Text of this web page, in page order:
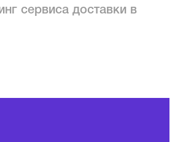
сервиса доставки в